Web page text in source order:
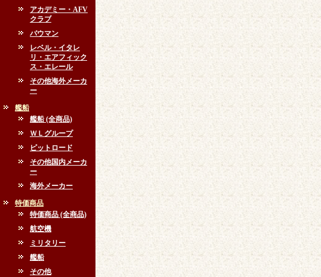
アカデミー・AFV
クラブ
バウマン
レベル・イタレ
リ・エアフィック
ス・エレール
その他海外メーカ
ー
艦船
艦船 (全商品)
ＷＬグループ
ピットロード
その他国内メーカ
ー
海外メーカー
特価商品
特価商品 (全商品)
航空機
ミリタリー
艦船
その他